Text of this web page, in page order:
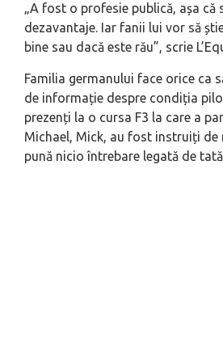
„A fost o profesie publică, așa că
dezavantaje. Iar fanii lui vor să
bine sau dacă este rău”, scrie
Familia germanului face orice ca
de informație despre condiția
prezenți la o cursa F3 la care a
Michael, Mick, au fost instruiți de
pună nicio întrebare legată de